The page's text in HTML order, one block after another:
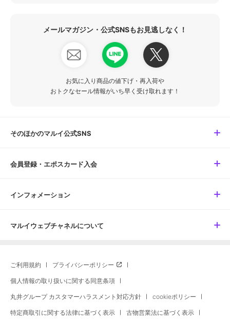
メールマガジン・公式SNSもお見逃しなく！
お気に入り商品の値下げ・再入荷や
おトクなセール情報がいち早く受け取れます！
そのほかのマルイ公式SNS
会員登録・エポスカード入会
インフォメーション
マルイウェブチャネルについて
ご利用規約 プライバシーポリシー
個人情報の取り扱いに関する同意条項
丸井グループ カスタマーハラスメント対応方針 cookieポリシー
特定商取引に関する法律に基づく表示 古物営業法に基づく表示